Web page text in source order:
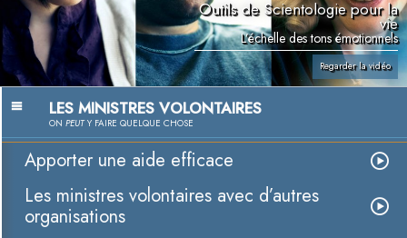
Outils de Scientologie pour la
vie
L’échelle des tons émotionnels
Regarder la vidéo
LES MINISTRES VOLONTAIRES
ON PEUTY FAIRE QUELQUE CHOSE
Apporter une aide efficace
Les ministres volontaires avec d’autres
organisations